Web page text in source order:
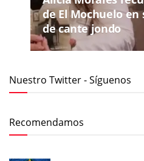
de El Mochuelo
de cante jondo
Nuestro Twitter - Síguenos
Recomendamos